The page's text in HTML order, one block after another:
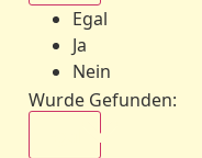
Egal
Ja
Nein
Wurde Gefunden: